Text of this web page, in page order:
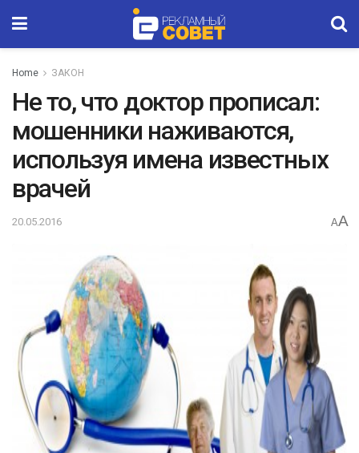
Home ЗАКОН
Не то, что доктор прописал:
мошенники наживаются,
используя имена известных
врачей
20.05.2016 AA